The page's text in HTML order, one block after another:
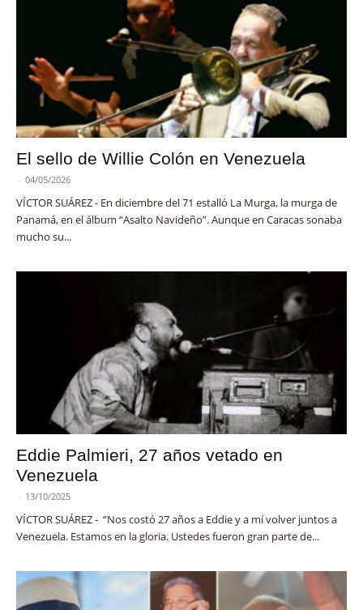
El sello de Willie Colón en Venezuela
- 04/05/2026
VÍCTOR SUÁREZ - En diciembre del 71 estalló La Murga, la murga de
Panamá, en el álbum “Asalto Navideño”. Aunque en Caracas sonaba
mucho su...
Eddie Palmieri, 27 años vetado en
Venezuela
- 13/10/2025
VÍCTOR SUÁREZ - “Nos costó 27 años a Eddie y a mí volver juntos a
Venezuela. Estamos en la gloria. Ustedes fueron gran parte de...